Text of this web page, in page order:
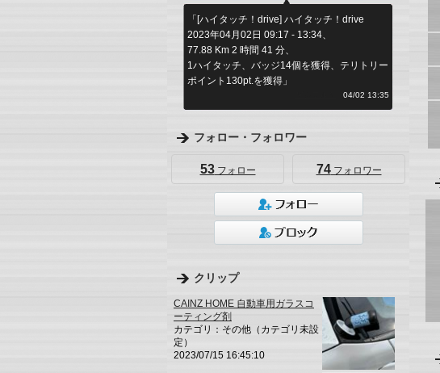
「[ハイタッチ！drive] ハイタッチ！drive
2023年04月02日 09:17 - 13:34、
77.88 Km 2 時間 41 分、
1ハイタッチ、バッジ14個を獲得、テリトリー
ポイント130pt.を獲得」
04/02 13:35
フォロー・フォロワー
53フォロー 74フォロワー
クリップ
CAINZ HOME 自動車用ガラスコ
ーティング剤
カテゴリ：その他（カテゴリ未設
定）
2023/07/15 16:45:10